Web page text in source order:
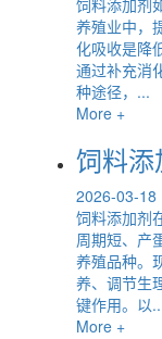
饲料添加剂
养殖业中，
化吸收是降
通过补充消
种途径，...
More +
饲料
2026-03-18
饲料添加剂
周期短、产
养殖品种。
养、调节生
键作用。以
More +